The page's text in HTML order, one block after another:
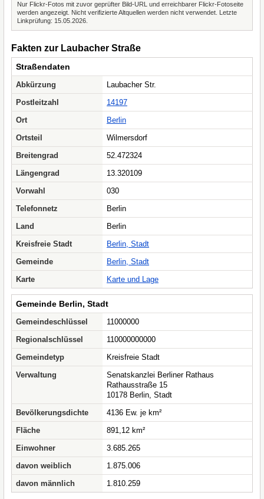
Nur Flickr-Fotos mit zuvor geprüfter Bild-URL und erreichbarer Flickr-Fotoseite
werden angezeigt. Nicht verifizierte Altquellen werden nicht verwendet. Letzte
Linkprüfung: 15.05.2026.
Fakten zur Laubacher Straße
Straßendaten
Abkürzung
Laubacher Str.
Postleitzahl
14197
Ort
Berlin
Ortsteil
Wilmersdorf
Breitengrad
52.472324
Längengrad
13.320109
Vorwahl
030
Telefonnetz
Berlin
Land
Berlin
Kreisfreie Stadt
Berlin, Stadt
Gemeinde
Berlin, Stadt
Karte
Karte und Lage
Gemeinde Berlin, Stadt
Gemeindeschlüssel
11000000
Regionalschlüssel
110000000000
Gemeindetyp
Kreisfreie Stadt
Verwaltung
Senatskanzlei Berliner Rathaus
Rathausstraße 15
10178 Berlin, Stadt
Bevölkerungsdichte
4136 Ew. je km²
Fläche
891,12 km²
Einwohner
3.685.265
davon weiblich
1.875.006
davon männlich
1.810.259